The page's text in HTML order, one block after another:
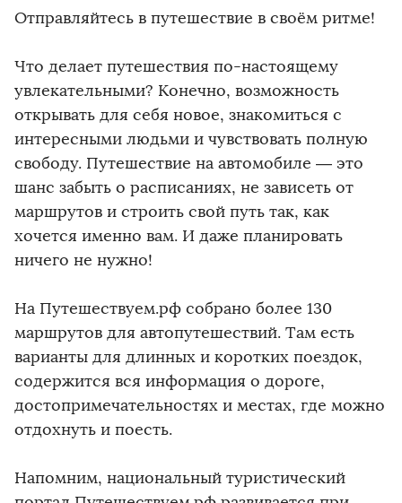
Отправляйтесь в путешествие в своём ритме!
Что делает путешествия по-настоящему
увлекательными? Конечно, возможность
открывать для себя новое, знакомиться с
интересными людьми и чувствовать полную
свободу. Путешествие на автомобиле — это
шанс забыть о расписаниях, не зависеть от
маршрутов и строить свой путь так, как
хочется именно вам. И даже планировать
ничего не нужно!
На Путешествуем.рф собрано более 130
маршрутов для автопутешествий. Там есть
варианты для длинных и коротких поездок,
содержится вся информация о дороге,
достопримечательностях и местах, где можно
отдохнуть и поесть.
Напомним, национальный туристический